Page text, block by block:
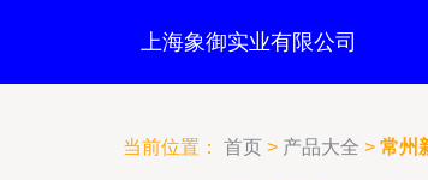
上海象御实业有限公司
当前位置： 首页 > 产品大全 > 常州